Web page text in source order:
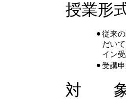
授業形
●従来
だい
イン
● 受講
対 象